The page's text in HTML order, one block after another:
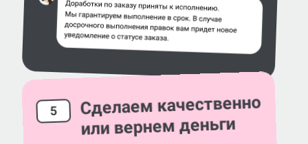
5 Сделаем качественно
или вернем деньги